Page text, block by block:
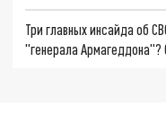
Три главных инсайда об
"генерала